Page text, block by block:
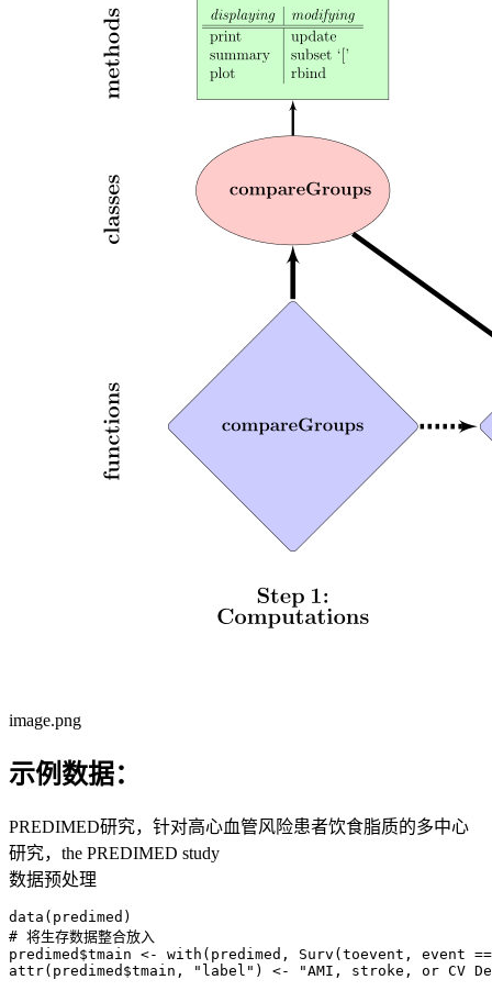
image.png
示例数据：
PREDIMED研究，针对高心血管风险患者饮食脂质的多中心
研究，the PREDIMED study
数据预处理
data(predimed)
# 将生存数据整合放入
predimed$tmain <- with(predimed, Surv(toevent, event
attr(predimed$tmain, "label") <- "AMI, stroke, or CV